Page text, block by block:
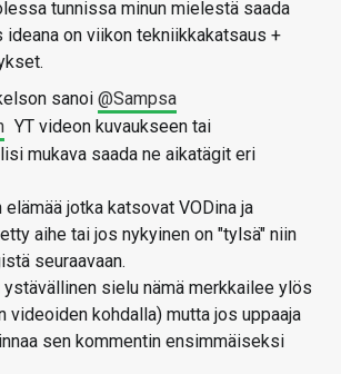
tunnissa minun mielestä saada
ideana on viikon tekniikkakatsaus +
sanoi @Sampsa
YT videon kuvaukseen tai
mukava saada ne aikatägit eri
jotka katsovat VODina ja
aihe tai jos nykyinen on "tylsä" niin
seuraavaan.
sielu nämä merkkailee ylös
videoiden kohdalla) mutta jos uppaaja
sen kommentin ensimmäiseksi